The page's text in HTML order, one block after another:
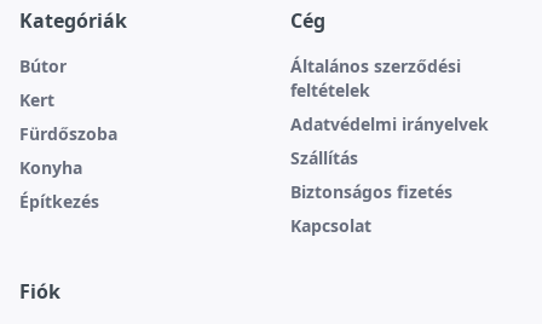
Kategóriák
Bútor
Kert
Fürdőszoba
Konyha
Építkezés
Cég
Általános szerződési
feltételek
Adatvédelmi irányelvek
Szállítás
Biztonságos fizetés
Kapcsolat
Fiók